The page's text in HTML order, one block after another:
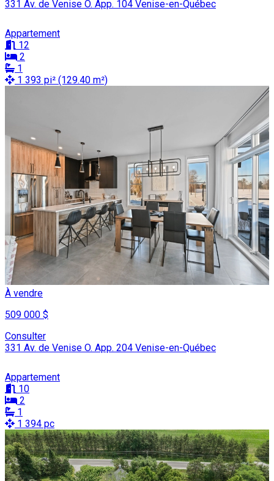
331 Av. de Venise O. App. 104 Venise-en-Québec
Appartement
12
2
1
1 393 pi² (129.40 m²)
À vendre
509 000 $
Consulter
331 Av. de Venise O. App. 204 Venise-en-Québec
Appartement
10
2
1
1 394 pc